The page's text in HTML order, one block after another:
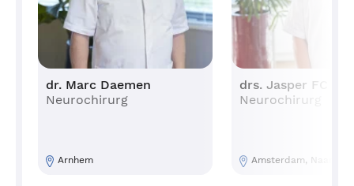
dr. Marc Daemen
Neurochirurg
Arnhem
drs. Jasper FC
Neurochirurg
Amsterdam, Naarden